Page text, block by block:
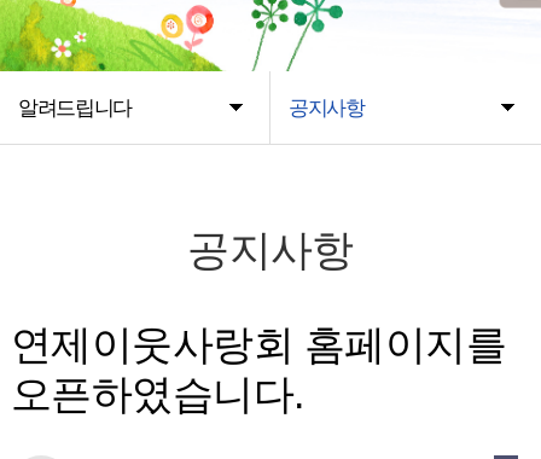
알려드립니다 공지사항
공지사항
연제이웃사랑회 홈페이지를
오픈하였습니다.